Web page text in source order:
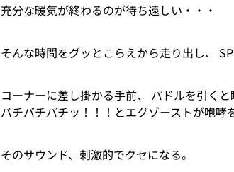
充分な暖気が終わるのが待ち遠しい・・・
そんな時間をグッとこらえから走り出し、
コーナーに差し掛かる手前、 パドルを引くと
バチバチバチッ！！！とエグゾーストが咆哮
そのサウンド、刺激的でクセになる。